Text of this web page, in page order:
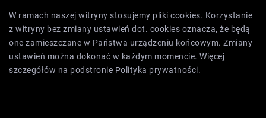
W ramach naszej witryny stosujemy pliki cookies. Korzystanie
z witryny bez zmiany ustawień dot. cookies oznacza, że będą
one zamieszczane w Państwa urządzeniu końcowym. Zmiany
ustawień można dokonać w każdym momencie. Więcej
szczegółów na podstronie Polityka prywatności.